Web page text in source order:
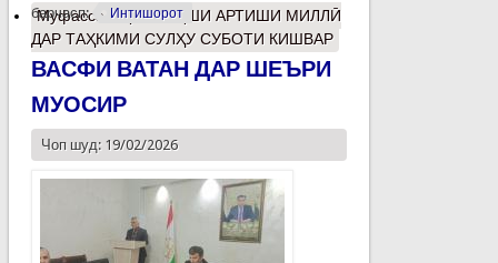
барчасп: Интишорот
Муфассалтаро НАҚШИ АРТИШИ МИЛЛӢ
ДАР ТАҲКИМИ СУЛҲУ СУБОТИ КИШВАР
ВАСФИ ВАТАН ДАР ШЕЪРИ
МУОСИР
Чоп шуд: 19/02/2026